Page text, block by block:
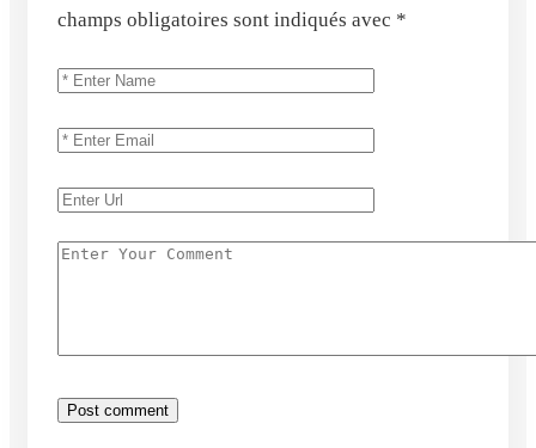
champs obligatoires sont indiqués avec *